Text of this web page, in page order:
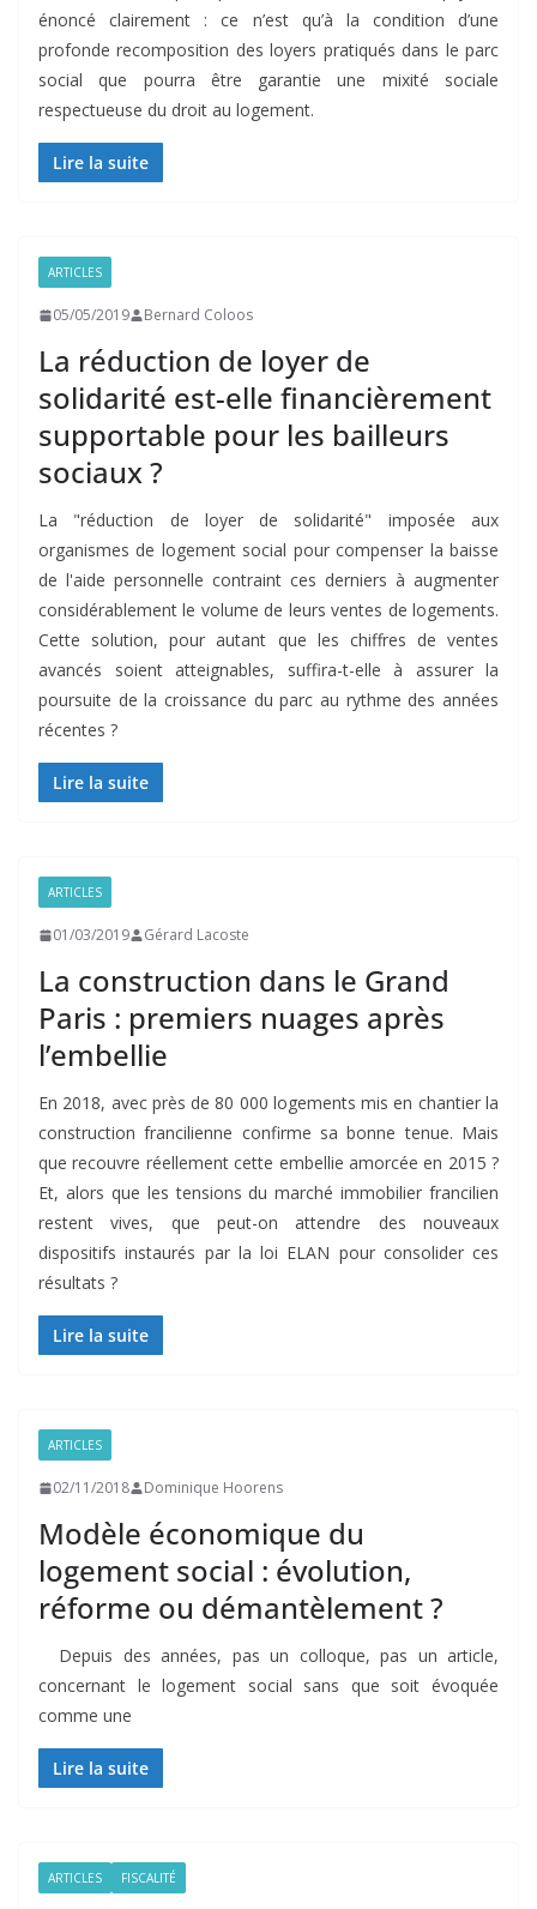
énoncé clairement : ce n’est qu’à la condition d’une
profonde recomposition des loyers pratiqués dans le parc
social que pourra être garantie une mixité sociale
respectueuse du droit au logement.
Lire la suite
ARTICLES
05/05/2019 Bernard Coloos
La réduction de loyer de
solidarité est-elle financièrement
supportable pour les bailleurs
sociaux ?
La "réduction de loyer de solidarité" imposée aux
organismes de logement social pour compenser la baisse
de l'aide personnelle contraint ces derniers à augmenter
considérablement le volume de leurs ventes de logements.
Cette solution, pour autant que les chiffres de ventes
avancés soient atteignables, suffira-t-elle à assurer la
poursuite de la croissance du parc au rythme des années
récentes ?
Lire la suite
ARTICLES
01/03/2019 Gérard Lacoste
La construction dans le Grand
Paris : premiers nuages après
l’embellie
En 2018, avec près de 80 000 logements mis en chantier la
construction francilienne confirme sa bonne tenue. Mais
que recouvre réellement cette embellie amorcée en 2015 ?
Et, alors que les tensions du marché immobilier francilien
restent vives, que peut-on attendre des nouveaux
dispositifs instaurés par la loi ELAN pour consolider ces
résultats ?
Lire la suite
ARTICLES
02/11/2018 Dominique Hoorens
Modèle économique du
logement social : évolution,
réforme ou démantèlement ?
Depuis des années, pas un colloque, pas un article,
concernant le logement social sans que soit évoquée
comme une
Lire la suite
ARTICLES FISCALITÉ